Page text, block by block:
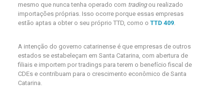
mesmo que nunca tenha operado com tradingou realizado
importações próprias. Isso ocorre porque essas empresas
estão aptas a obter o seu próprio TTD, como o TTD 409.
A intenção do governo catarinense é que empresas de outros
estados se estabeleçam em Santa Catarina, com abertura de
filiais e importem por tradings para terem o benefício fiscal de
CDEs e contribuam para o crescimento econômico de Santa
Catarina.